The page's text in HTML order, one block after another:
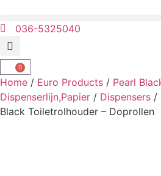
036-5325040
0
Home / Euro Products / Pearl
Dispenserlijn,Papier / Dispensers /
Black Toiletrolhouder – Doprollen